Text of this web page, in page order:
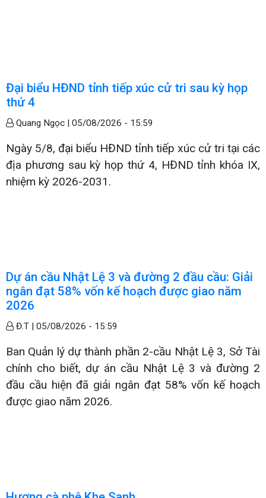
Đại biểu HĐND tỉnh tiếp xúc cử tri sau kỳ họp
thứ 4
Quang Ngọc | 05/08/2026 - 15:59
Ngày 5/8, đại biểu HĐND tỉnh tiếp xúc cử tri tại các
địa phương sau kỳ họp thứ 4, HĐND tỉnh khóa IX,
nhiệm kỳ 2026-2031.
Dự án cầu Nhật Lệ 3 và đường 2 đầu cầu: Giải
ngân đạt 58% vốn kế hoạch được giao năm
2026
Đ.T | 05/08/2026 - 15:59
Ban Quản lý dự thành phần 2-cầu Nhật Lệ 3, Sở Tài
chính cho biết, dự án cầu Nhật Lệ 3 và đường 2
đầu cầu hiện đã giải ngân đạt 58% vốn kế hoạch
được giao năm 2026.